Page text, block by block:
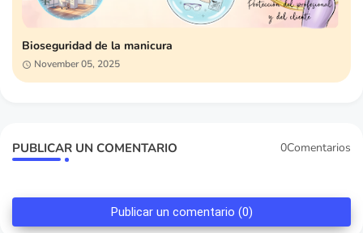
Bioseguridad de la manicura
November 05, 2025
PUBLICAR UN COMENTARIO 0Comentarios
Publicar un comentario (0)